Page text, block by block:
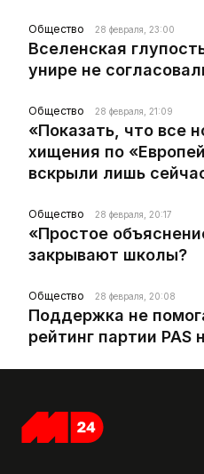
Общество 28 февраля, 23:00
Вселенская
унире не
Общество 28 февраля, 21:09
«Показать, что все
хищения по
вскрыли лишь
Общество 28 февраля, 20:17
«Простое
закрывают школы?
Общество 28 февраля, 20:08
Поддержка не
рейтинг партии PAS